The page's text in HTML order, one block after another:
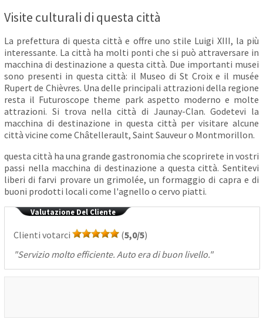
Visite culturali di questa città
La prefettura di questa città e offre uno stile Luigi XIII, la più
interessante. La città ha molti ponti che si può attraversare in
macchina di destinazione a questa città. Due importanti musei
sono presenti in questa città: il Museo di St Croix e il musée
Rupert de Chièvres. Una delle principali attrazioni della regione
resta il Futuroscope theme park aspetto moderno e molte
attrazioni. Si trova nella città di Jaunay-Clan. Godetevi la
macchina di destinazione in questa città per visitare alcune
città vicine come Châtellerault, Saint Sauveur o Montmorillon.
questa città ha una grande gastronomia che scoprirete in vostri
passi nella macchina di destinazione a questa città. Sentitevi
liberi di farvi provare un grimolée, un formaggio di capra e di
buoni prodotti locali come l'agnello o cervo piatti.
Valutazione Del Cliente
Clienti votarci (5,0/5)
"Servizio molto efficiente. Auto era di buon livello."